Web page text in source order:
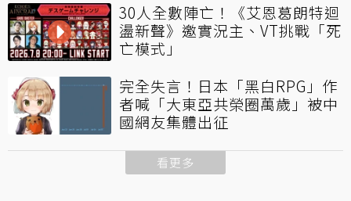
30人全數陣亡！《艾恩葛朗特迴
盪新聲》邀實況主、VT挑戰「死
亡模式」
完全失言！日本「黑白RPG」作
者喊「大東亞共榮圈萬歲」被中
國網友集體出征
看更多